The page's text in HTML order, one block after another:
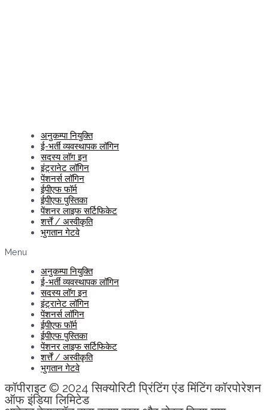
अनुकम्पा नियुक्ति
ई-भर्ती व्यवस्थापक लॉगिन
सदस्य लॉग इन
इंट्रानेट लॉगिन
पेंशनर्स लॉगिन
ईपीएफ फॉर्म
ईपीएफ पुस्तिका
पेंशनर लाइफ सर्टिफिकेट
शर्त्तें / अस्वीकृति
भुगतान गेटवे
Menu
अनुकम्पा नियुक्ति
ई-भर्ती व्यवस्थापक लॉगिन
सदस्य लॉग इन
इंट्रानेट लॉगिन
पेंशनर्स लॉगिन
ईपीएफ फॉर्म
ईपीएफ पुस्तिका
पेंशनर लाइफ सर्टिफिकेट
शर्त्तें / अस्वीकृति
भुगतान गेटवे
कॉपीराइट © 2024 सिक्योरिटी प्रिंटिंग एंड मिंटिंग कॉरपोरेशन
ऑफ इंडिया लिमिटेड